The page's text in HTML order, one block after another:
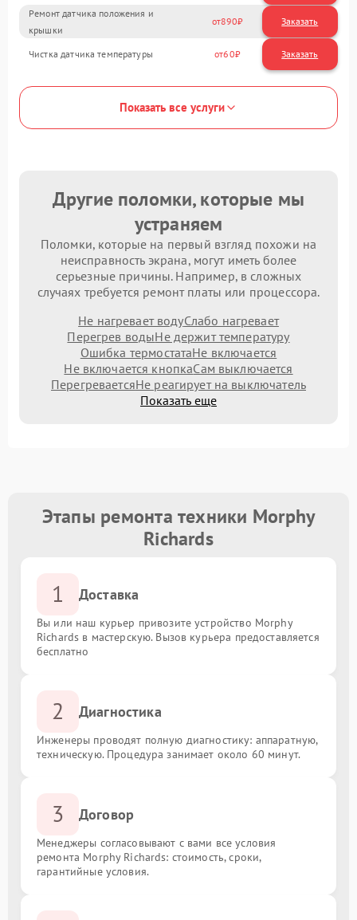
Ремонт датчика положения и
крышки
890
Чистка датчика температуры 60
Показать все услуги
Другие поломки, которые мы
устраняем
Поломки, которые на первый взгляд похожи на
неисправность экрана, могут иметь более
серьезные причины. Например, в сложных
случаях требуется ремонт платы или процессора.
Не нагревает водуСлабо нагревает
Перегрев водыНе держит температуру
Ошибка термостатаНе включается
Не включается кнопкаСам выключается
ПерегреваетсяНе реагирует на выключатель
Показать еще
Этапы ремонта техники Morphy
Richards
1 Доставка
Вы или наш курьер привозите устройство Morphy
Richards в мастерскую. Вызов курьера предоставляется
бесплатно
2 Диагностика
Инженеры проводят полную диагностику: аппаратную,
техническую. Процедура занимает около 60 минут.
3 Договор
Менеджеры согласовывают с вами все условия
ремонта Morphy Richards: стоимость, сроки,
гарантийные условия.